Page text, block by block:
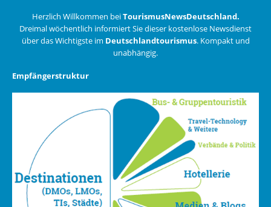
Herzlich Willkommen beiTourismusNewsDeutschland.
Dreimal wöchentlich informiert Sie dieser kostenlose Newsdienst
über das Wichtigste im Deutschlandtourismus. Kompakt und
unabhängig.
Empfängerstruktur